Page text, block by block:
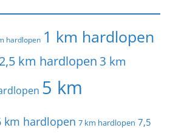
hardlopen 1 km hardlopen
2,5 km hardlopen 3 km
5 km
km hardlopen 7 km hardlopen 7,5